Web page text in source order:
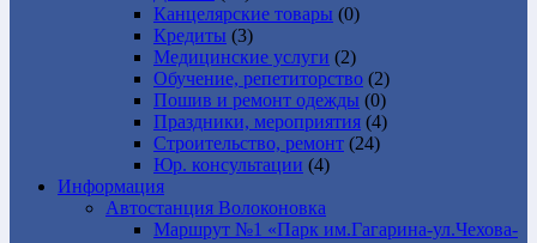
Канцелярские товары (0)
Кредиты (3)
Медицинские услуги (2)
Обучение, репетиторство (2)
Пошив и ремонт одежды (0)
Праздники, мероприятия (4)
Строительство, ремонт (24)
Юр. консультации (4)
Информация
Автостанция Волоконовка
Маршрут №1 «Парк им.Гагарина-ул.Чехова-